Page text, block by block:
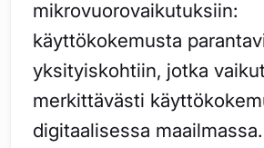
mikrovuorovaikutuksiin:
käyttökokemusta
yksityiskohtiin, jotka
merkittävästi
digitaalisessa